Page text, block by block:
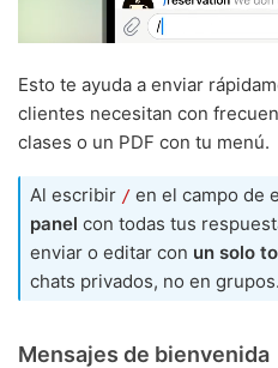
Esto te ayuda a enviar
clientes necesitan con
clases o un PDF con tu menú.
Al escribir / en el campo de
panel con todas tus
enviar o editar con un solo
chats privados, no en grupos.
Mensajes de bienvenida